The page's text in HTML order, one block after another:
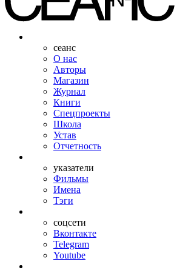
сеанс
О нас
Авторы
Магазин
Журнал
Книги
Спецпроекты
Школа
Устав
Отчетность
указатели
Фильмы
Имена
Тэги
соцсети
Вконтакте
Telegram
Youtube